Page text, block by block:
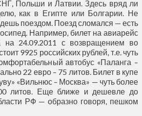
Польши и Латвии. Здесь вряд ли
как в Египте или Болгарии. Не
поездом. Поезд сломался — есть
Например, билет на авиарейс
24.09.2011 с возвращением во
9925 российских рублей, т.е. чуть
автобус «Паланга –
22 евро – 75 литов. Билет в купе
«Вильнюс – Москва» — чуть более
литов. Еще ближе и дешевле до
РФ — образно говоря, пешком